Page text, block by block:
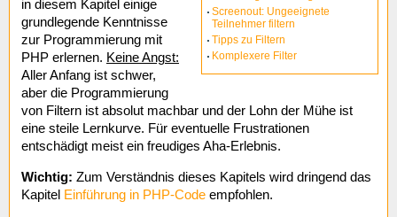
Screenout: Ungeeignete
Teilnehmer filtern
Tipps zu Filtern
Komplexere Filter
in diesem Kapitel einige
grundlegende Kenntnisse
zur Programmierung mit
PHP erlernen. Keine Angst:
Aller Anfang ist schwer,
aber die Programmierung
von Filtern ist absolut machbar und der Lohn der Mühe ist
eine steile Lernkurve. Für eventuelle Frustrationen
entschädigt meist ein freudiges Aha-Erlebnis.
Wichtig: Zum Verständnis dieses Kapitels wird dringend das
Kapitel Einführung in PHP-Code empfohlen.